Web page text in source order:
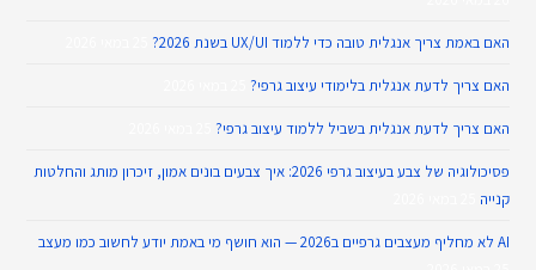
האם באמת צריך אנגלית טובה כדי ללמוד UX/UI בשנת 2026?
האם צריך לדעת אנגלית בלימודי עיצוב גרפי?
האם צריך לדעת אנגלית בשביל ללמוד עיצוב גרפי?
פסיכולוגיה של צבע בעיצוב גרפי 2026: איך צבעים בונים אמון, זיכרון מותג והחלטות
קנייה
AI לא מחליף מעצבים גרפיים ב2026 — הוא חושף מי באמת יודע לחשוב כמו מעצב